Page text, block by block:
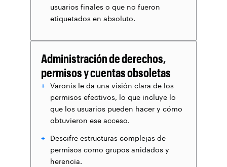
usuarios finales o que no fueron
etiquetados en absoluto.
Administración de derechos,
permisos y cuentas obsoletas
Varonis le da una visión clara de los
permisos efectivos, lo que incluye lo
que los usuarios pueden hacer y cómo
obtuvieron ese acceso.
Descifre estructuras complejas de
permisos como grupos anidados y
herencia.